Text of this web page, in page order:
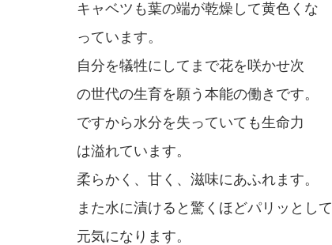
キャベツも葉の端が乾燥して黄色くな
っています。
自分を犠牲にしてまで花を咲かせ次
の世代の生育を願う本能の働きです。
ですから水分を失っていても生命力
は溢れています。
柔らかく、甘く、滋味にあふれます。
また水に漬けると驚くほどパリッとして
元気になります。